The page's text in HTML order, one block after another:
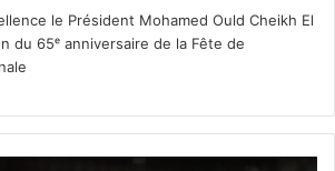
le Président Mohamed Ould Cheikh El
du 65ᵉ anniversaire de la Fête de